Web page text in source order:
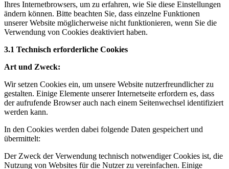
Ihres Internetbrowsers, um zu erfahren, wie Sie diese Einstellungen
ändern können. Bitte beachten Sie, dass einzelne Funktionen
unserer Website möglicherweise nicht funktionieren, wenn Sie die
Verwendung von Cookies deaktiviert haben.
3.1 Technisch erforderliche Cookies
Art und Zweck:
Wir setzen Cookies ein, um unsere Website nutzerfreundlicher zu
gestalten. Einige Elemente unserer Internetseite erfordern es, dass
der aufrufende Browser auch nach einem Seitenwechsel identifiziert
werden kann.
In den Cookies werden dabei folgende Daten gespeichert und
übermittelt:
Der Zweck der Verwendung technisch notwendiger Cookies ist, die
Nutzung von Websites für die Nutzer zu vereinfachen. Einige